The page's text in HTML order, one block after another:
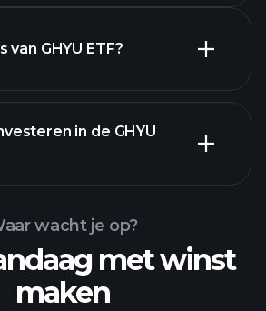
van GHYU ETF?
in de GHYU
wacht je op?
met winst
maken